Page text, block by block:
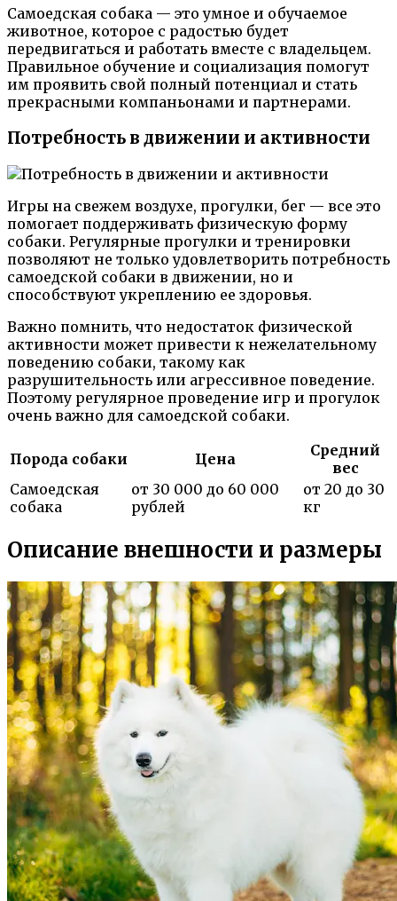
Самоедская собака — это умное и обучаемое
животное, которое с радостью будет
передвигаться и работать вместе с владельцем.
Правильное обучение и социализация помогут
им проявить свой полный потенциал и стать
прекрасными компаньонами и партнерами.
Потребность в движении и активности
Игры на свежем воздухе, прогулки, бег — все это
помогает поддерживать физическую форму
собаки. Регулярные прогулки и тренировки
позволяют не только удовлетворить потребность
самоедской собаки в движении, но и
способствуют укреплению ее здоровья.
Важно помнить, что недостаток физической
активности может привести к нежелательному
поведению собаки, такому как
разрушительность или агрессивное поведение.
Поэтому регулярное проведение игр и прогулок
очень важно для самоедской собаки.
Порода собаки Цена
Средний
вес
Самоедская
собака
от 30 000 до 60 000
рублей
от 20 до 30
кг
Описание внешности и размеры